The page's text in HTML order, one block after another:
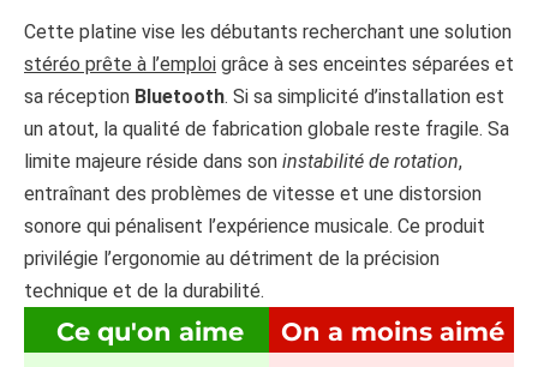
Cette platine vise les débutants recherchant une solution
stéréo prête à l’emploi grâce à ses enceintes séparées et
sa réception Bluetooth. Si sa simplicité d’installation est
un atout, la qualité de fabrication globale reste fragile. Sa
limite majeure réside dans son instabilité de rotation,
entraînant des problèmes de vitesse et une distorsion
sonore qui pénalisent l’expérience musicale. Ce produit
privilégie l’ergonomie au détriment de la précision
technique et de la durabilité.
Ce qu'on aime On a moins aimé